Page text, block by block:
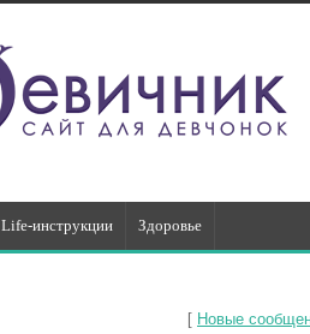
Life-инструкции Здоровье
[ Новые